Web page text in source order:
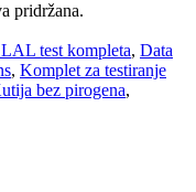
pridržana.
test kompleta, Data
, Komplet za testiranje
bez pirogena,